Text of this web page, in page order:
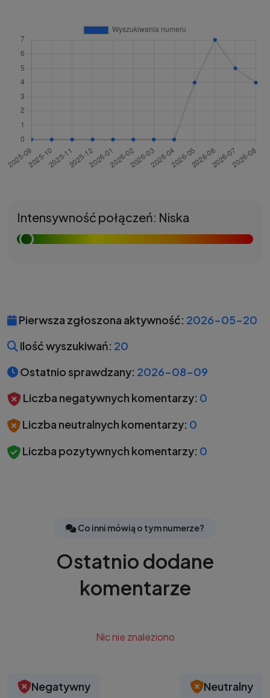
Intensywność połączeń: Niska
Pierwsza zgłoszona aktywność: 2026-05-20
Ilość wyszukiwań: 20
Ostatnio sprawdzany: 2026-08-09
Liczba negatywnych komentarzy: 0
Liczba neutralnych komentarzy: 0
Liczba pozytywnych komentarzy: 0
Co inni mówią o tym numerze?
Ostatnio dodane
komentarze
Nic nie znaleziono
Negatywny
Neutralny